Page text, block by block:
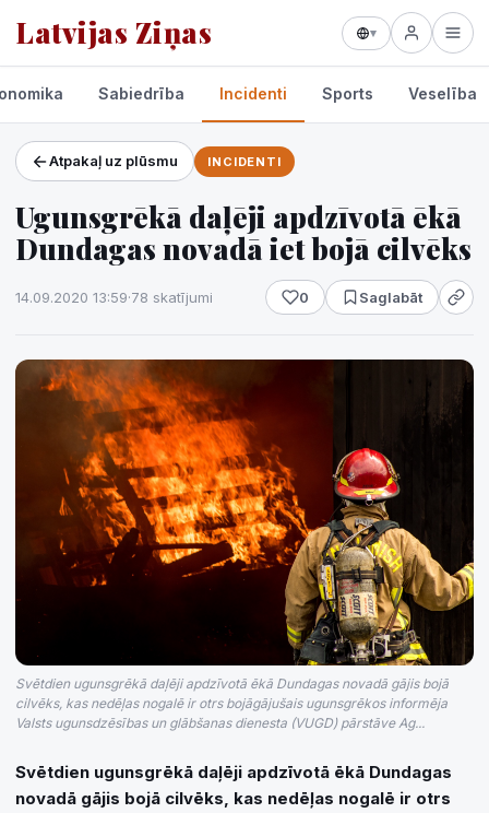
Latvijas Ziņas ▾
Projekti un pakalpojumi
Laikapstākļi
Sabiedrība Incidenti Sports Veselība
Atpakaļ uz plūsmu INCIDENTI
Ugunsgrēkā daļēji apdzīvotā ēkā
Dundagas novadā iet bojā cilvēks
14.09.2020 13:59·78 skatījumi 0 Saglabāt
Svētdien ugunsgrēkā daļēji apdzīvotā ēkā Dundagas novadā gājis bojā
cilvēks, kas nedēļas nogalē ir otrs bojāgājušais ugunsgrēkos informēja
Valsts ugunsdzēsības un glābšanas dienesta (VUGD) pārstāve Ag...
Svētdien ugunsgrēkā daļēji apdzīvotā ēkā Dundagas
novadā gājis bojā cilvēks, kas nedēļas nogalē ir otrs